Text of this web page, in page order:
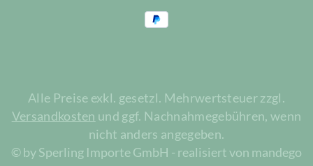
Alle Preise exkl. gesetzl. Mehrwertsteuer zzgl.
Versandkosten und ggf. Nachnahmegebühren, wenn
nicht anders angegeben.
© by Sperling Importe GmbH - realisiert von mandego